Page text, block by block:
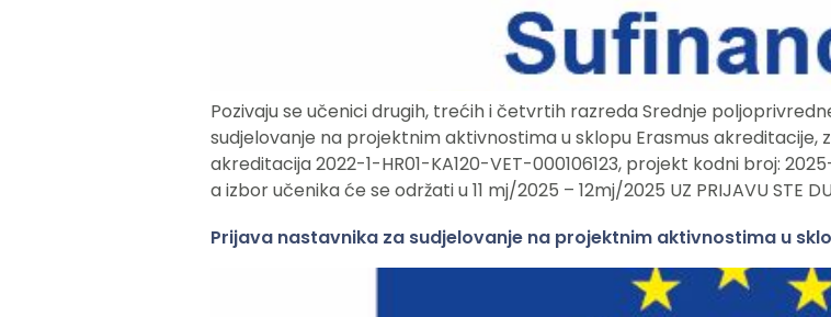
Pozivaju se učenici drugih, trećih i četvrtih razreda Srednje
sudjelovanje na projektnim aktivnostima u sklopu Erasmus akreditacije,
akreditacija 2022-1-HR01-KA120-VET-000106123, projekt kodni broj:
a izbor učenika će se održati u 11 mj/2025 – 12mj/2025 UZ PRIJAVU STE
Prijava nastavnika za sudjelovanje na projektnim aktivnostima u